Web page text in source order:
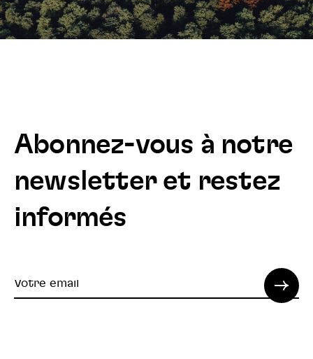
Abonnez-vous à notre
newsletter et restez
informés
Votre